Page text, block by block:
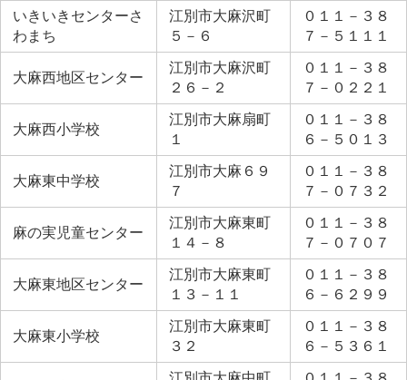
いきいきセンターさ
わまち
江別市大麻沢町
５－６
０１１－３８
７－５１１１
大麻西地区センター
江別市大麻沢町
２６－２
０１１－３８
７－０２２１
大麻西小学校
江別市大麻扇町
１
０１１－３８
６－５０１３
大麻東中学校
江別市大麻６９
７
０１１－３８
７－０７３２
麻の実児童センター
江別市大麻東町
１４－８
０１１－３８
７－０７０７
大麻東地区センター
江別市大麻東町
１３－１１
０１１－３８
６－６２９９
大麻東小学校
江別市大麻東町
３２
０１１－３８
６－５３６１